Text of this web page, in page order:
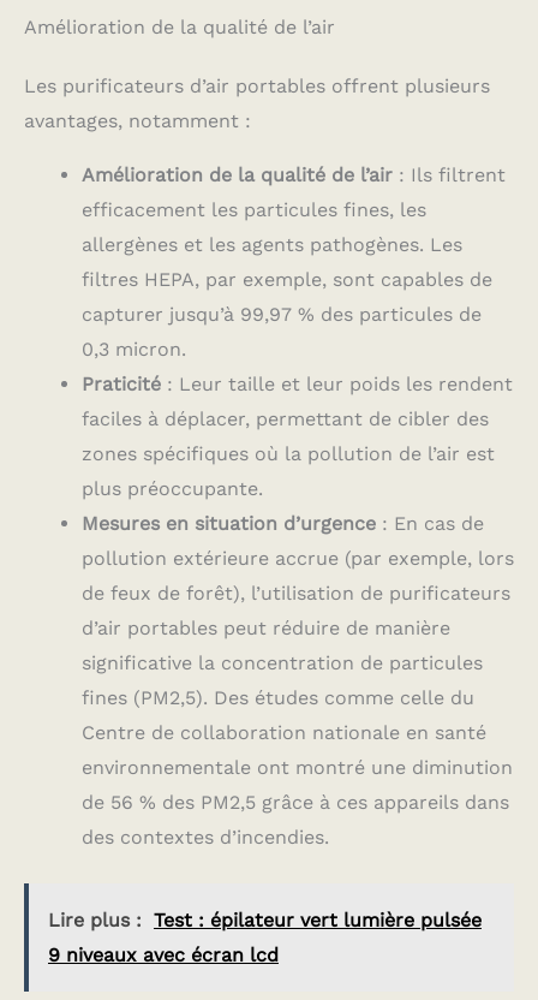
Amélioration de la qualité de l’air
Les purificateurs d’air portables offrent plusieurs
avantages, notamment :
Amélioration de la qualité de l’air : Ils filtrent
efficacement les particules fines, les
allergènes et les agents pathogènes. Les
filtres HEPA, par exemple, sont capables de
capturer jusqu’à 99,97 % des particules de
0,3 micron.
Praticité : Leur taille et leur poids les rendent
faciles à déplacer, permettant de cibler des
zones spécifiques où la pollution de l’air est
plus préoccupante.
Mesures en situation d’urgence : En cas de
pollution extérieure accrue (par exemple, lors
de feux de forêt), l’utilisation de purificateurs
d’air portables peut réduire de manière
significative la concentration de particules
fines (PM2,5). Des études comme celle du
Centre de collaboration nationale en santé
environnementale ont montré une diminution
de 56 % des PM2,5 grâce à ces appareils dans
des contextes d’incendies.
Lire plus : Test : épilateur vert lumière pulsée
9 niveaux avec écran lcd